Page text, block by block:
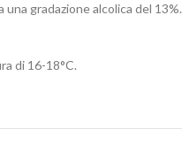
gradazione alcolica del 13%.
di 16-18°C.